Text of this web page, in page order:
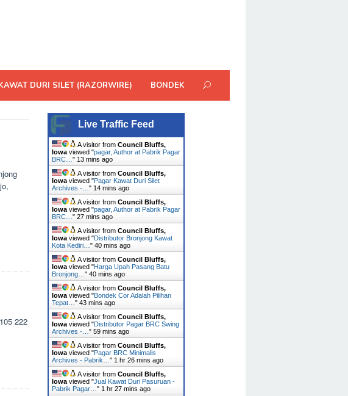
DURI SILET (RAZORWIRE) BONDEK
222
Live Traffic Feed
A visitor fromCouncil Bluffs,
Iowa viewed "pagar, Author at Pabrik Pagar
BRC…" 13 mins ago
A visitor fromCouncil Bluffs,
Iowa viewed "Pagar Kawat Duri Silet
Archives -…" 14 mins ago
A visitor fromCouncil Bluffs,
Iowa viewed "pagar, Author at Pabrik Pagar
BRC…"27 mins ago
A visitor fromCouncil Bluffs,
Iowa viewed "Distributor Bronjong Kawat
Kota Kediri…"40 mins ago
A visitor fromCouncil Bluffs,
Iowa viewed "Harga Upah Pasang Batu
Bronjong…"40 mins ago
A visitor fromCouncil Bluffs,
Iowa viewed "Bondek Cor Adalah Pilihan
Tepat…"43 mins ago
A visitor fromCouncil Bluffs,
Iowa viewed "Distributor Pagar BRC Swing
Archives -…"59 mins ago
A visitor fromCouncil Bluffs,
Iowa viewed "Pagar BRC Minimalis
Archives - Pabrik…" 1 hr 26 mins ago
A visitor fromCouncil Bluffs,
Iowa viewed "Jual Kawat Duri Pasuruan -
Pabrik Pagar…" 1 hr 27 mins ago